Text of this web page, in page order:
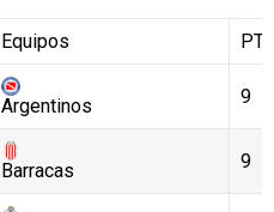
Equipos
Argentinos 9
Barracas 9